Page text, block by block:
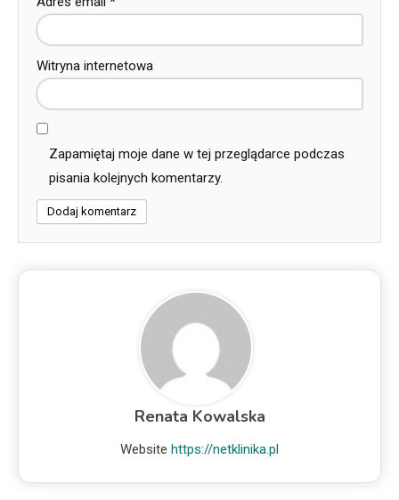
Witryna internetowa
Zapamiętaj moje dane w tej przeglądarce podczas
pisania kolejnych komentarzy.
Renata Kowalska
Website https://netklinika.pl